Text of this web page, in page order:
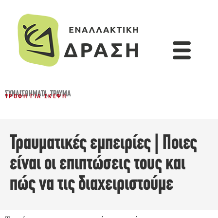
ΣΥΝΑΙΣΘΉΜΑΤΑ,ΤΡΑΎΜΑ
ΤΡΟΦΉ ΓΙΑ ΣΚΈΨΗ
Τραυματικές εμπειρίες | Ποιες
είναι οι επιπτώσεις τους και
πώς να τις διαχειριστούμε